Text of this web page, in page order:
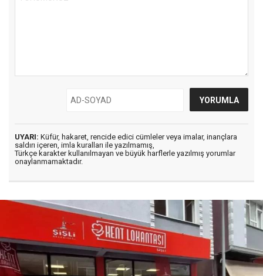
UYARI: Küfür, hakaret, rencide edici cümleler veya imalar, inançlara
saldırı içeren, imla kuralları ile yazılmamış,
Türkçe karakter kullanılmayan ve büyük harflerle yazılmış yorumlar
onaylanmamaktadır.